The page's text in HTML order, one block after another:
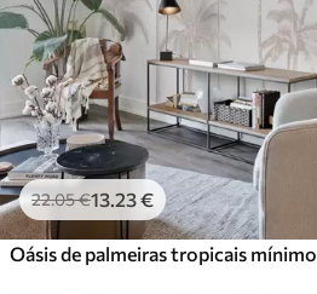
22.05€13 .23€
Oásis de palmeiras tropicais mínimo